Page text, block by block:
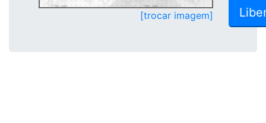
[trocar imagem]